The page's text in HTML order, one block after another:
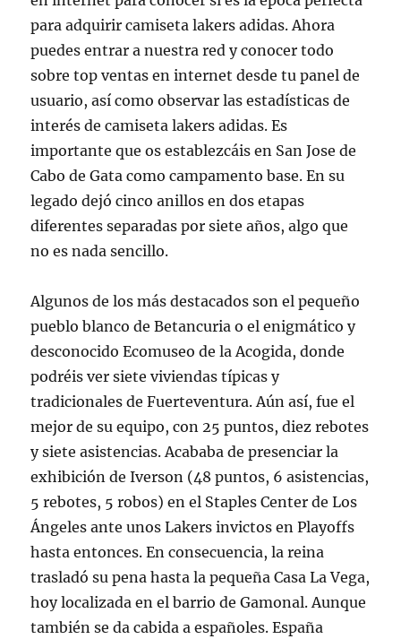
para adquirir camiseta lakers adidas. Ahora
puedes entrar a nuestra red y conocer todo
sobre top ventas en internet desde tu panel de
usuario, así como observar las estadísticas de
interés de camiseta lakers adidas. Es
importante que os establezcáis en San Jose de
Cabo de Gata como campamento base. En su
legado dejó cinco anillos en dos etapas
diferentes separadas por siete años, algo que
no es nada sencillo.
Algunos de los más destacados son el pequeño
pueblo blanco de Betancuria o el enigmático y
desconocido Ecomuseo de la Acogida, donde
podréis ver siete viviendas típicas y
tradicionales de Fuerteventura. Aún así, fue el
mejor de su equipo, con 25 puntos, diez rebotes
y siete asistencias. Acababa de presenciar la
exhibición de Iverson (48 puntos, 6 asistencias,
5 rebotes, 5 robos) en el Staples Center de Los
Ángeles ante unos Lakers invictos en Playoffs
hasta entonces. En consecuencia, la reina
trasladó su pena hasta la pequeña Casa La Vega,
hoy localizada en el barrio de Gamonal. Aunque
también se da cabida a españoles. España